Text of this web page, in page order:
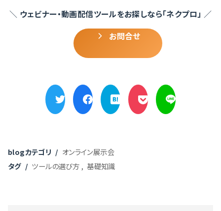
＼ ウェビナー・動画配信ツールをお探しなら「ネクプロ」 ／
お問合せ
blogカテゴリ
オンライン展示会
タグ
ツールの選び方 基礎知識